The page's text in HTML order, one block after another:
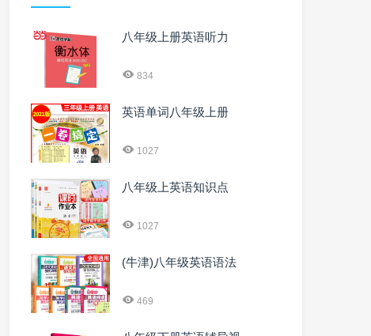
八年级上册英语听力
834
英语单词八年级上册
1027
八年级上英语知识点
1027
(牛津)八年级英语语法
469